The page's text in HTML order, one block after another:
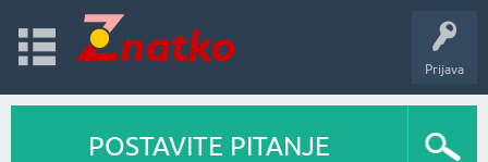
Prijava
POSTAVITE PITANJE